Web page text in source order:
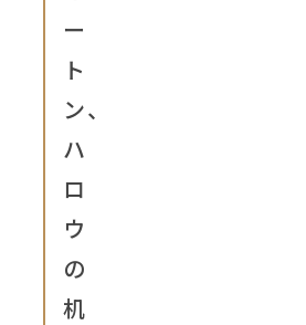
ー
ト
ン、
ハ
ロ
ウ
の
机